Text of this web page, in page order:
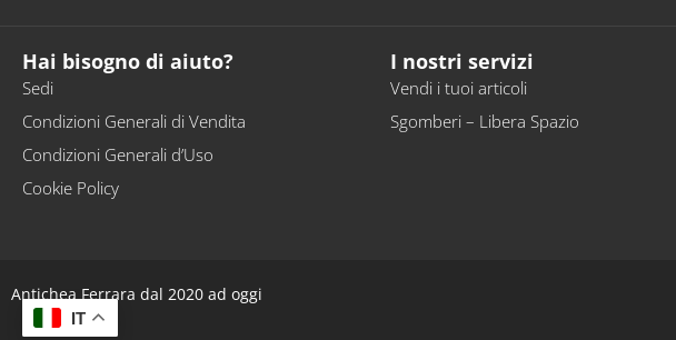
Hai bisogno di aiuto?
Sedi
Condizioni Generali di Vendita
Condizioni Generali d’Uso
Cookie Policy
I nostri servizi
Vendi i tuoi articoli
Sgomberi – Libera Spazio
Antichea Ferrara dal 2020 ad oggi
IT